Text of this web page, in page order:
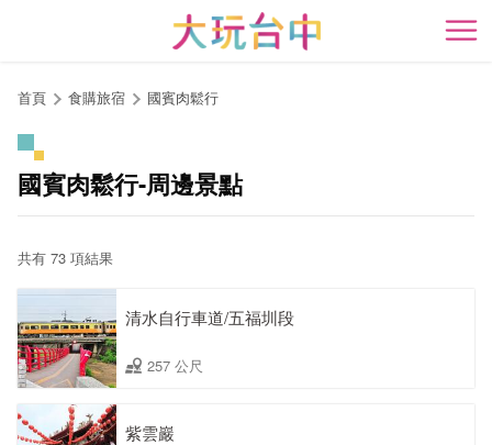
開
首頁 食購旅宿 國賓肉鬆行
國賓肉鬆行-周邊景點
共有 73 項結果
清水自行車道/五福圳段
257 公尺
紫雲巖